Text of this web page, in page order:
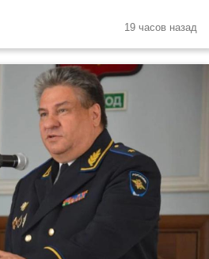
19 часов назад